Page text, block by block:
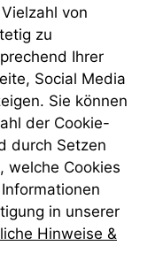
von
zu
Ihrer
Social Media
Sie können
der Cookie-
durch Setzen
welche Cookies
in unserer
Hinweise &